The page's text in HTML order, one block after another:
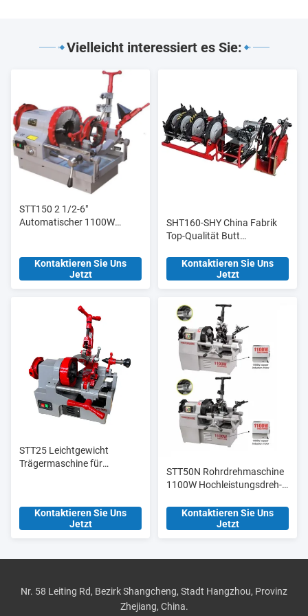
Vielleicht interessiert es Sie:
STT150 2 1/2-6"
Automatischer 1100W
Hochleistungsmodell
Kontaktieren Sie Uns
Jetzt
SHT160-SHY China Fabrik
Top-Qualität Butt
Fusion Verbindung für
Baustoffgeschäfte
Kontaktieren Sie Uns
Jetzt
STT25 Leichtgewicht
Trägermaschine für
Kontaktieren Sie Uns
Jetzt
STT50N Rohrdrehmaschine
1100W Hochleistungsdreh-
Kontaktieren Sie Uns
Jetzt
Nr. 58 Leiting Rd, Bezirk Shangcheng, Stadt Hangzhou, Provinz
Zhejiang, China.